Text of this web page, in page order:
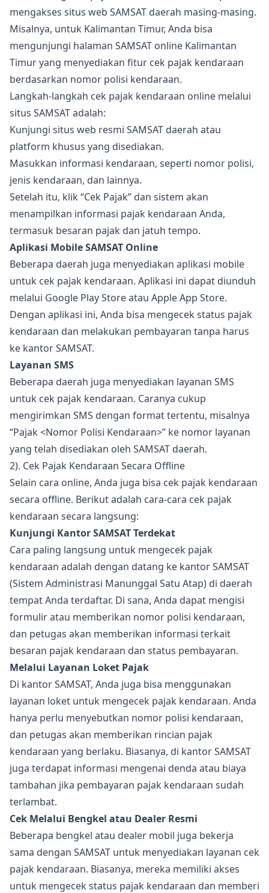
mengakses situs web SAMSAT daerah masing-masing.
Misalnya, untuk Kalimantan Timur, Anda bisa
mengunjungi halaman SAMSAT online Kalimantan
Timur yang menyediakan fitur cek pajak kendaraan
berdasarkan nomor polisi kendaraan.
Langkah-langkah cek pajak kendaraan online melalui
situs SAMSAT adalah:
Kunjungi situs web resmi SAMSAT daerah atau
platform khusus yang disediakan.
Masukkan informasi kendaraan, seperti nomor polisi,
jenis kendaraan, dan lainnya.
Setelah itu, klik “Cek Pajak” dan sistem akan
menampilkan informasi pajak kendaraan Anda,
termasuk besaran pajak dan jatuh tempo.
Aplikasi Mobile SAMSAT Online
Beberapa daerah juga menyediakan aplikasi mobile
untuk cek pajak kendaraan. Aplikasi ini dapat diunduh
melalui Google Play Store atau Apple App Store.
Dengan aplikasi ini, Anda bisa mengecek status pajak
kendaraan dan melakukan pembayaran tanpa harus
ke kantor SAMSAT.
Layanan SMS
Beberapa daerah juga menyediakan layanan SMS
untuk cek pajak kendaraan. Caranya cukup
mengirimkan SMS dengan format tertentu, misalnya
“Pajak <Nomor Polisi Kendaraan>” ke nomor layanan
yang telah disediakan oleh SAMSAT daerah.
2). Cek Pajak Kendaraan Secara Offline
Selain cara online, Anda juga bisa cek pajak kendaraan
secara offline. Berikut adalah cara-cara cek pajak
kendaraan secara langsung:
Kunjungi Kantor SAMSAT Terdekat
Cara paling langsung untuk mengecek pajak
kendaraan adalah dengan datang ke kantor SAMSAT
(Sistem Administrasi Manunggal Satu Atap) di daerah
tempat Anda terdaftar. Di sana, Anda dapat mengisi
formulir atau memberikan nomor polisi kendaraan,
dan petugas akan memberikan informasi terkait
besaran pajak kendaraan dan status pembayaran.
Melalui Layanan Loket Pajak
Di kantor SAMSAT, Anda juga bisa menggunakan
layanan loket untuk mengecek pajak kendaraan. Anda
hanya perlu menyebutkan nomor polisi kendaraan,
dan petugas akan memberikan rincian pajak
kendaraan yang berlaku. Biasanya, di kantor SAMSAT
juga terdapat informasi mengenai denda atau biaya
tambahan jika pembayaran pajak kendaraan sudah
terlambat.
Cek Melalui Bengkel atau Dealer Resmi
Beberapa bengkel atau dealer mobil juga bekerja
sama dengan SAMSAT untuk menyediakan layanan cek
pajak kendaraan. Biasanya, mereka memiliki akses
untuk mengecek status pajak kendaraan dan memberi